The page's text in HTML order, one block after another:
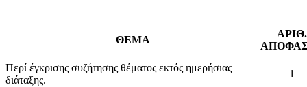
ΘΕΜΑ
ΑΡΙΘ.
Περί έγκρισης συζήτησης θέματος εκτός ημερήσιας
διάταξης.
1